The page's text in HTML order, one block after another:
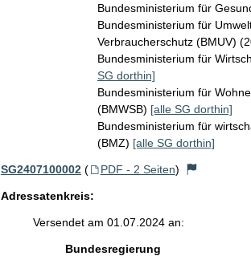
Bundesministerium für
Bundesministerium für
Verbraucherschutz (BMUV)
Bundesministerium für
SG dorthin]
Bundesministerium für
(BMWSB) [alle SG dorthin]
Bundesministerium für
(BMZ) [alle SG dorthin]
SG2407100002 ( PDF - 2 Seiten)
Adressatenkreis:
Versendet am 01.07.2024 an:
Bundesregierung